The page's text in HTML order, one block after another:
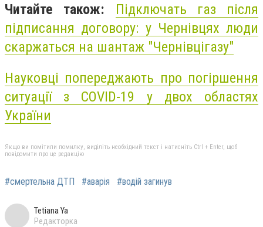
Читайте також: Підключать газ після
підписання договору: у Чернівцях люди
скаржаться на шантаж "Чернівцігазу"
Науковці попереджають про погіршення
ситуації з COVID-19 у двох областях
України
Якщо ви помітили помилку, виділіть необхідний текст і натисніть Ctrl + Enter, щоб
повідомити про це редакцію
#смертельна ДТП #аварія #водій загинув
Tetiana Ya
Редакторка